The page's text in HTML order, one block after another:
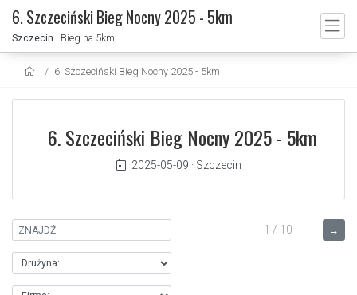
6. Szczeciński Bieg Nocny 2025 - 5km
Szczecin · Bieg na 5km
6. Szczeciński Bieg Nocny 2025 - 5km
6. Szczeciński Bieg Nocny 2025 - 5km
2025-05-09 · Szczecin
→
1 / 10